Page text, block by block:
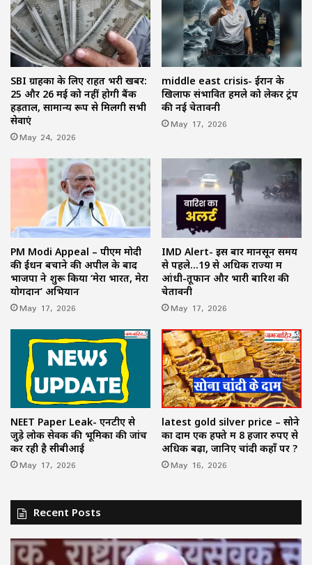
SBI ग्राहकों के लिए राहत भरी खबर:
25 और 26 मई को नहीं होगी बैंक
हड़ताल, सामान्य रूप से मिलेंगी सभी
सेवाएं
May 24, 2026
middle east crisis- ईरान के
खिलाफ संभावित हमले को लेकर ट्रंप
की नई चेतावनी
May 17, 2026
PM Modi Appeal – पीएम मोदी
की ईंधन बचाने की अपील के बाद
भाजपा ने शुरू किया ‘मेरा भारत, मेरा
योगदान’ अभियान
May 17, 2026
IMD Alert- इस बार मानसून समय
से पहले…19 से अधिक राज्यों में
आंधी-तूफान और भारी बारिश की
चेतावनी
May 17, 2026
NEET Paper Leak- एनटीए से
जुड़े लोक सेवक की भूमिका की जांच
कर रही है सीबीआई
May 17, 2026
latest gold silver price – सोने
का दाम एक हफ्ते में 8 हजार रुपए से
अधिक बढ़ा, जानिए चांदी कहाँ पर ?
May 16, 2026
Recent Posts